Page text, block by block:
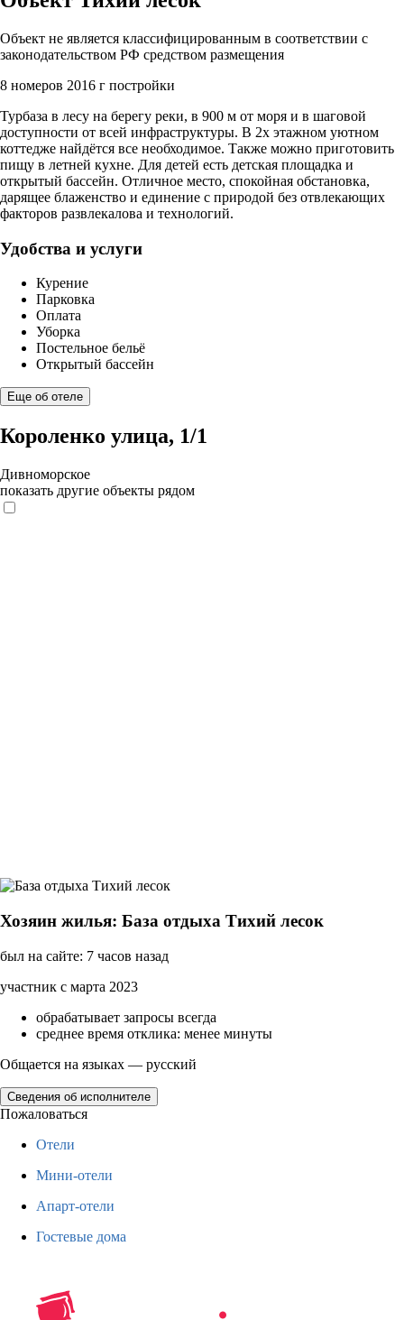
Объект не является классифицированным в соответствии с
законодательством РФ средством размещения
8 номеров 2016 г постройки
Турбаза в лесу на берегу реки, в 900 м от моря и в шаговой
доступности от всей инфраструктуры. В 2х этажном уютном
коттедже найдётся все необходимое. Также можно приготовить
пищу в летней кухне. Для детей есть детская площадка и
открытый бассейн. Отличное место, спокойная обстановка,
дарящее блаженство и единение с природой без отвлекающих
факторов развлекалова и технологий.
Удобства и услуги
Курение
Парковка
Оплата
Уборка
Постельное бельё
Открытый бассейн
Еще об отеле
Короленко улица, 1/1
Дивноморское
показать другие объекты рядом
Хозяин жилья: База отдыха Тихий лесок
был на сайте: 7 часов назад
участник с марта 2023
обрабатывает запросы всегда
среднее время отклика: менее минуты
Общается на языках — русский
Сведения об исполнителе
Пожаловаться
Отели
Мини-отели
Апарт-отели
Гостевые дома